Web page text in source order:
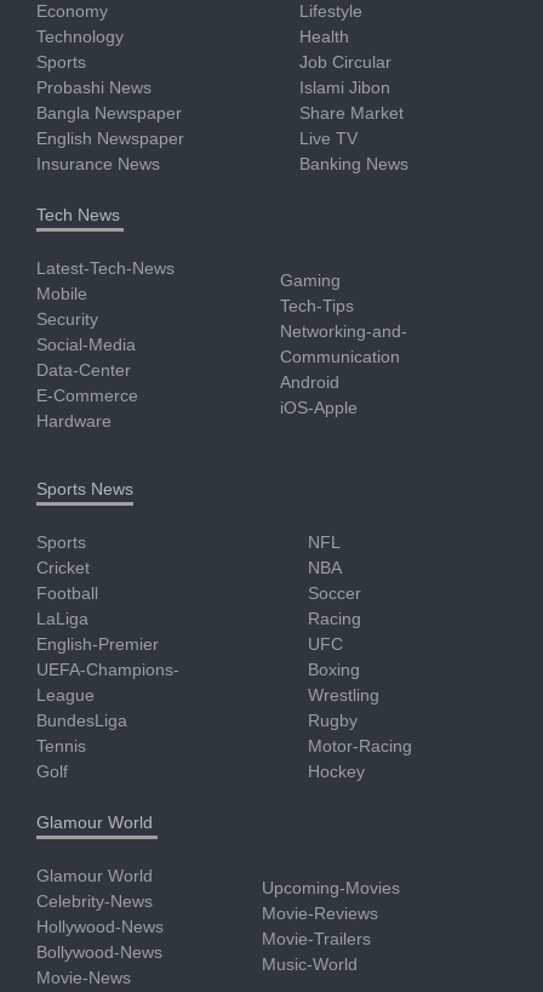
Economy
Technology
Sports
Probashi News
Bangla Newspaper
English Newspaper
Insurance News
Lifestyle
Health
Job Circular
Islami Jibon
Share Market
Live TV
Banking News
Tech News
Latest-Tech-News
Mobile
Security
Social-Media
Data-Center
E-Commerce
Hardware
Gaming
Tech-Tips
Networking-and-
Communication
Android
iOS-Apple
Sports News
Sports
Cricket
Football
LaLiga
English-Premier
UEFA-Champions-
League
BundesLiga
Tennis
Golf
NFL
NBA
Soccer
Racing
UFC
Boxing
Wrestling
Rugby
Motor-Racing
Hockey
Glamour World
Glamour World
Celebrity-News
Hollywood-News
Bollywood-News
Movie-News
Upcoming-Movies
Movie-Reviews
Movie-Trailers
Music-World